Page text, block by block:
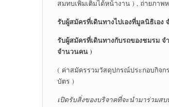
สมทบเพิ่มเติมได้หน้างาน ) , ถ่ายภา
รับผู้สมัครที่เดินทางไปเองที่มูลนิธิเอ
รับผู้สมัครที่เดินทางกับรถของชมรม จ
จำนวนคน )
( ค่าสมัครรวมวัสดุปกรณ์ประกอบกิจก
บัตร )
เปิดรับสิ่งของบริจาคที่จะนำมาร่วมส